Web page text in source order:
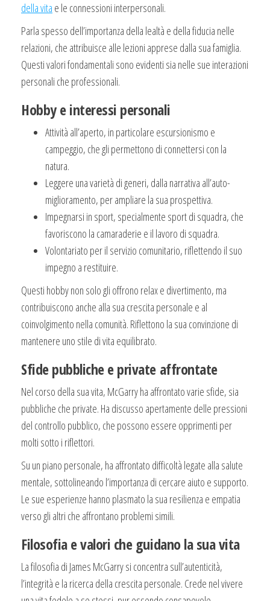
della vita e le connessioni interpersonali.
Parla spesso dell’importanza della lealtà e della fiducia nelle
relazioni, che attribuisce alle lezioni apprese dalla sua famiglia.
Questi valori fondamentali sono evidenti sia nelle sue interazioni
personali che professionali.
Hobby e interessi personali
Attività all’aperto, in particolare escursionismo e
campeggio, che gli permettono di connettersi con la
natura.
Leggere una varietà di generi, dalla narrativa all’auto-
miglioramento, per ampliare la sua prospettiva.
Impegnarsi in sport, specialmente sport di squadra, che
favoriscono la camaraderie e il lavoro di squadra.
Volontariato per il servizio comunitario, riflettendo il suo
impegno a restituire.
Questi hobby non solo gli offrono relax e divertimento, ma
contribuiscono anche alla sua crescita personale e al
coinvolgimento nella comunità. Riflettono la sua convinzione di
mantenere uno stile di vita equilibrato.
Sfide pubbliche e private affrontate
Nel corso della sua vita, McGarry ha affrontato varie sfide, sia
pubbliche che private. Ha discusso apertamente delle pressioni
del controllo pubblico, che possono essere opprimenti per
molti sotto i riflettori.
Su un piano personale, ha affrontato difficoltà legate alla salute
mentale, sottolineando l’importanza di cercare aiuto e supporto.
Le sue esperienze hanno plasmato la sua resilienza e empatia
verso gli altri che affrontano problemi simili.
Filosofia e valori che guidano la sua vita
La filosofia di James McGarry si concentra sull’autenticità,
l’integrità e la ricerca della crescita personale. Crede nel vivere